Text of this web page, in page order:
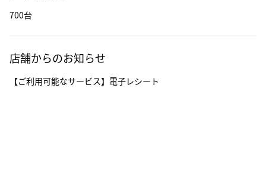
700台
店舗からのお知らせ
【ご利用可能なサービス】電子レシート